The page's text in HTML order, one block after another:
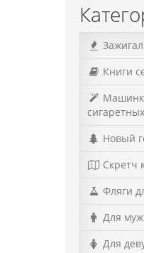
Книги
Новый
Скретч
Фляги
Для
Для